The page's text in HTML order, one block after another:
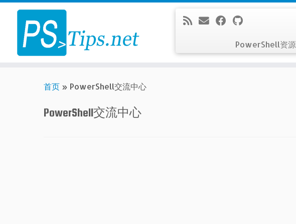
Skip
content
PowerShell资源
首页 » PowerShell交流中心
PowerShell交流中心